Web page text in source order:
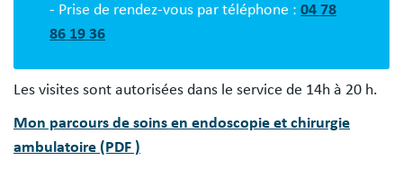
- Prise de rendez-vous par téléphone : 04 78
86 19 36
Les visites sont autorisées dans le service de 14h à 20 h.
Mon parcours de soins en endoscopie et chirurgie
ambulatoire (PDF )